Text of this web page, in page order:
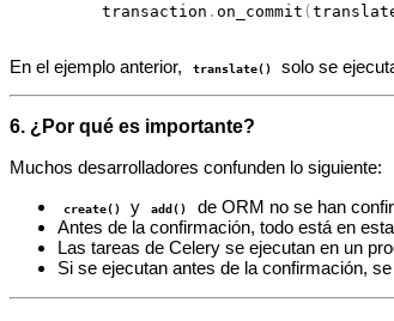
        transaction
. on_commit (
En el ejemplo anterior, translate() solo se
6. ¿Por qué es importante?
Muchos desarrolladores confunden lo siguiente:
create() y add()
de ORM no se han
Antes de la confirmación, todo está en
Las tareas de Celery se ejecutan en un
Si se ejecutan antes de la confirmación,